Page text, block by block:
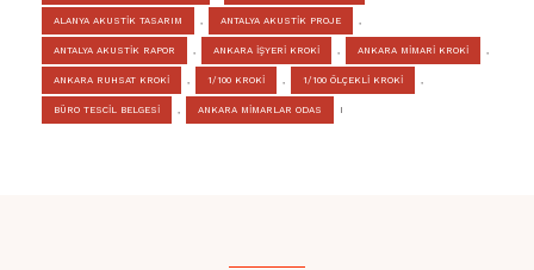
ALANYA AKUSTİK TASARIM , ANTALYA AKUSTİK PROJE ,
ANTALYA AKUSTİK RAPOR , ANKARA İŞYERİ KROKİ , ANKARA MİMARİ KROKİ ,
ANKARA RUHSAT KROKİ , 1/100 KROKİ , 1/100 ÖLÇEKLİ KROKİ ,
BÜRO TESCİL BELGESİ , ANKARA MİMARLAR ODAS I